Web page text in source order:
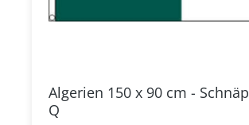
Algerien 150 x 90 cm -
Q